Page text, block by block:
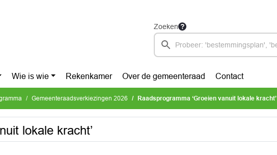
Zoeken
Wie is wie Rekenkamer Over de gemeenteraad Contact
Gemeenteraadsverkiezingen 2026 Raadsprogramma ‘Groeien vanuit lokale kracht’
lokale kracht’